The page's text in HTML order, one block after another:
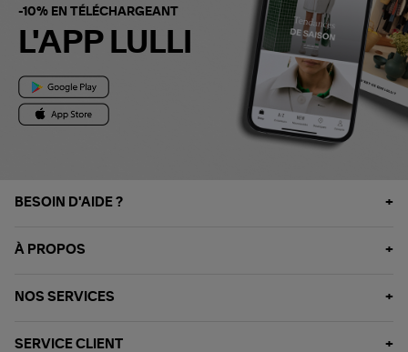
-10% EN TÉLÉCHARGEANT
L'APP LULLI
BESOIN D'AIDE ?
À PROPOS
NOS SERVICES
SERVICE CLIENT